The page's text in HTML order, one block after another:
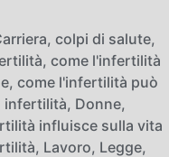
, colpi di salute,
, come l'infertilità
, come l'infertilità può
infertilità, Donne,
influisce sulla vita
, Lavoro, Legge,